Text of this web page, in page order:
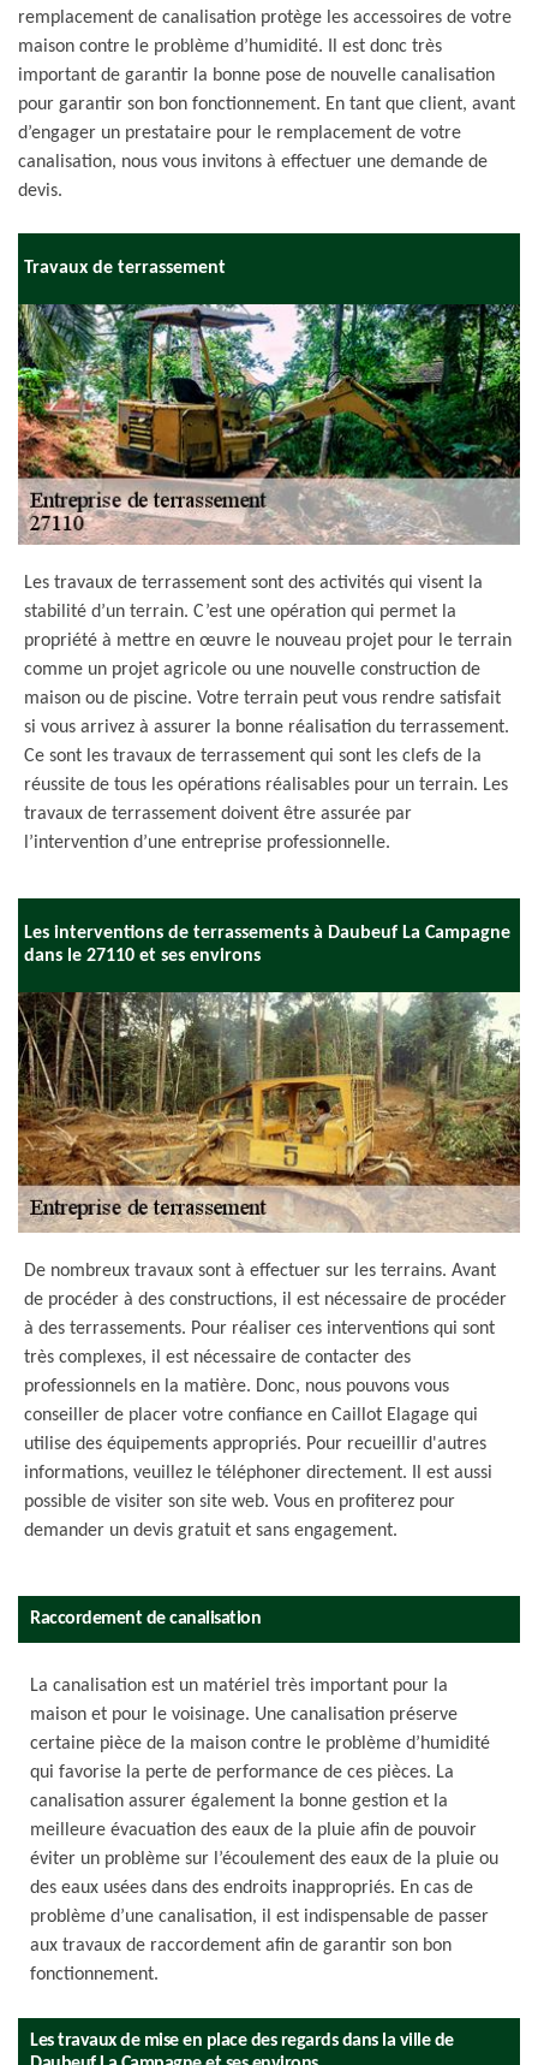
remplacement de canalisation protège les accessoires de votre
maison contre le problème d’humidité. Il est donc très
important de garantir la bonne pose de nouvelle canalisation
pour garantir son bon fonctionnement. En tant que client, avant
d’engager un prestataire pour le remplacement de votre
canalisation, nous vous invitons à effectuer une demande de
devis.
Travaux de terrassement
Les travaux de terrassement sont des activités qui visent la
stabilité d’un terrain. C’est une opération qui permet la
propriété à mettre en œuvre le nouveau projet pour le terrain
comme un projet agricole ou une nouvelle construction de
maison ou de piscine. Votre terrain peut vous rendre satisfait
si vous arrivez à assurer la bonne réalisation du terrassement.
Ce sont les travaux de terrassement qui sont les clefs de la
réussite de tous les opérations réalisables pour un terrain. Les
travaux de terrassement doivent être assurée par
l’intervention d’une entreprise professionnelle.
Les interventions de terrassements à Daubeuf La Campagne
dans le 27110 et ses environs
De nombreux travaux sont à effectuer sur les terrains. Avant
de procéder à des constructions, il est nécessaire de procéder
à des terrassements. Pour réaliser ces interventions qui sont
très complexes, il est nécessaire de contacter des
professionnels en la matière. Donc, nous pouvons vous
conseiller de placer votre confiance en Caillot Elagage qui
utilise des équipements appropriés. Pour recueillir d'autres
informations, veuillez le téléphoner directement. Il est aussi
possible de visiter son site web. Vous en profiterez pour
demander un devis gratuit et sans engagement.
Raccordement de canalisation
La canalisation est un matériel très important pour la
maison et pour le voisinage. Une canalisation préserve
certaine pièce de la maison contre le problème d’humidité
qui favorise la perte de performance de ces pièces. La
canalisation assurer également la bonne gestion et la
meilleure évacuation des eaux de la pluie afin de pouvoir
éviter un problème sur l’écoulement des eaux de la pluie ou
des eaux usées dans des endroits inappropriés. En cas de
problème d’une canalisation, il est indispensable de passer
aux travaux de raccordement afin de garantir son bon
fonctionnement.
Les travaux de mise en place des regards dans la ville de